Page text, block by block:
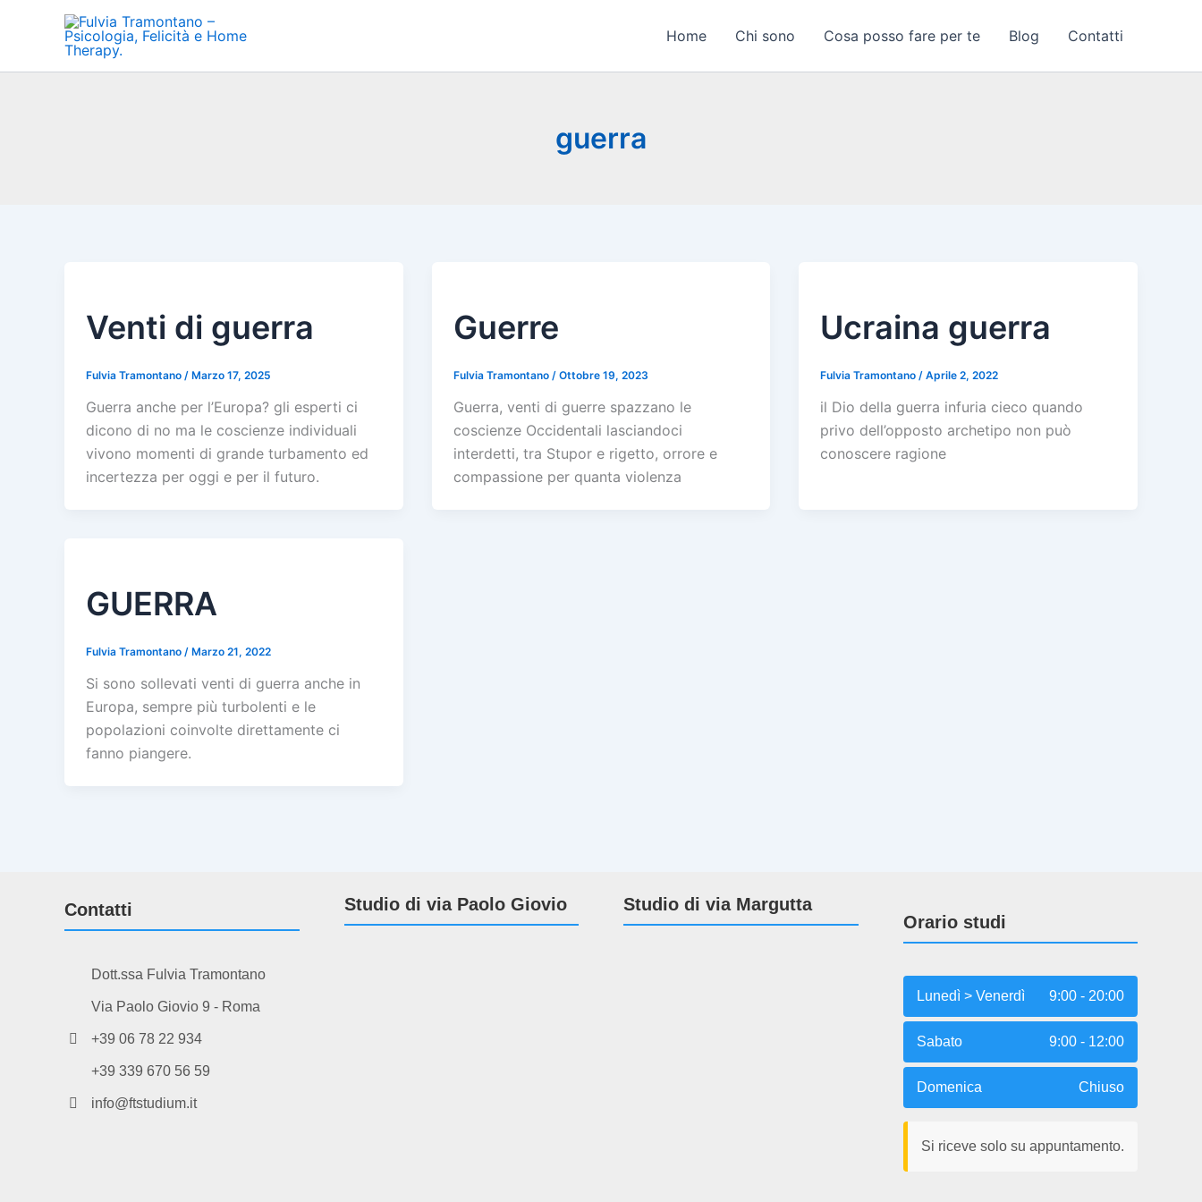
Home Chi sono Cosa posso fare per te Blog Contatti
guerra
Venti di guerra
Fulvia Tramontano / Marzo 17, 2025
Guerra anche per l’Europa? gli esperti ci
dicono di no ma le coscienze individuali
vivono momenti di grande turbamento ed
incertezza per oggi e per il futuro.
Guerre
Fulvia Tramontano / Ottobre 19, 2023
Guerra, venti di guerre spazzano le
coscienze Occidentali lasciandoci
interdetti, tra Stupor e rigetto, orrore e
compassione per quanta violenza
Ucraina guerra
Fulvia Tramontano /Aprile 2, 2022
il Dio della guerra infuria cieco quando
privo dell’opposto archetipo non può
conoscere ragione
GUERRA
Fulvia Tramontano / Marzo 21, 2022
Si sono sollevati venti di guerra anche in
Europa, sempre più turbolenti e le
popolazioni coinvolte direttamente ci
fanno piangere.
Contatti
Dott.ssa Fulvia Tramontano
Via Paolo Giovio 9 - Roma
+39 06 78 22 934
+39 339 670 56 59
info@ftstudium.it
Studio di via Paolo Giovio
Studio di via Margutta
Orario studi
Lunedì > Venerdì 9:00 - 20:00
Sabato 9:00 - 12:00
Domenica Chiuso
Si riceve solo su appuntamento.